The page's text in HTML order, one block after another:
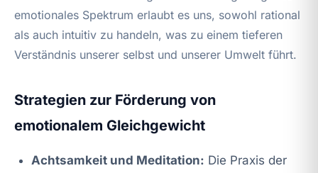
emotionales Spektrum erlaubt es uns, sowohl rational
als auch intuitiv zu handeln, was zu einem tieferen
Verständnis unserer selbst und unserer Umwelt führt.
Strategien zur Förderung von
emotionalem Gleichgewicht
Achtsamkeit und Meditation: Die Praxis der